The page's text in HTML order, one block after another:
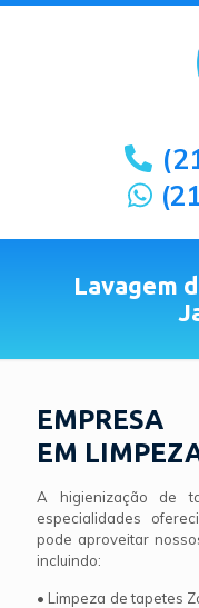
Lavagem
EMPRESA
EM
A higienização de
especialidades
pode aproveitar
incluindo:
• Limpeza de tapetes